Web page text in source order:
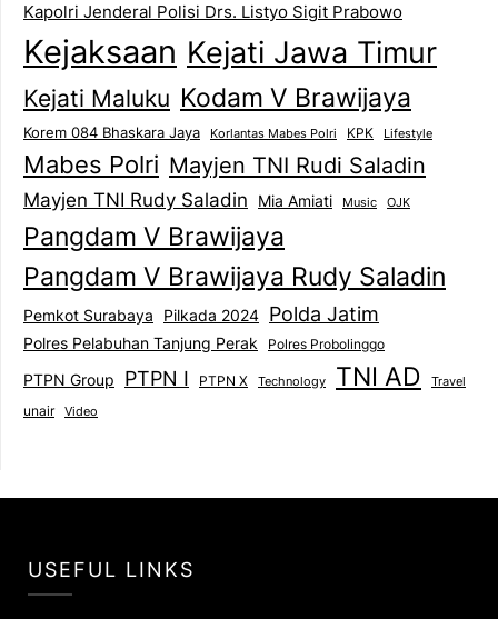
Kapolri Jenderal Polisi Drs. Listyo Sigit Prabowo
Kejaksaan Kejati Jawa Timur
Kejati Maluku Kodam V Brawijaya
Korem 084 Bhaskara Jaya Korlantas Mabes Polri KPK Lifestyle
Mabes Polri Mayjen TNI Rudi Saladin
Mayjen TNI Rudy Saladin Mia Amiati Music OJK
Pangdam V Brawijaya
Pangdam V Brawijaya Rudy Saladin
Pemkot Surabaya Pilkada 2024 Polda Jatim
Polres Pelabuhan Tanjung Perak Polres Probolinggo
PTPN Group PTPN I PTPN X Technology TNI AD Travel
unair Video
USEFUL LINKS